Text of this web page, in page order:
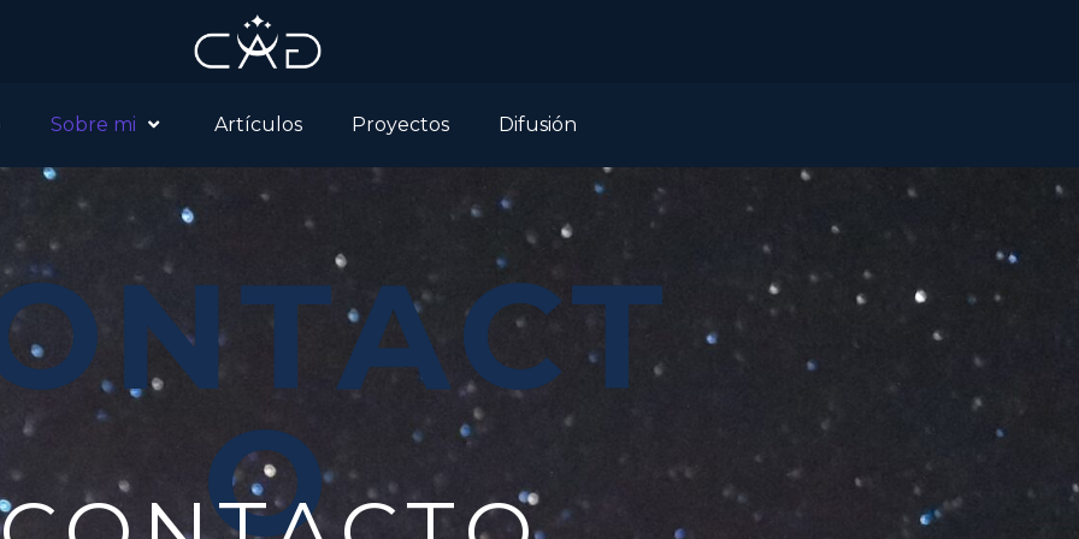
Sobre mi Artículos Proyectos Difusión
O